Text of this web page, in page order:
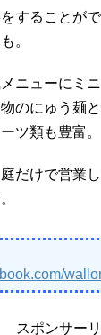
することが
。
ニューにミ
のにゅう麺
ツ類も豊富。
だけで営業
スポンサー